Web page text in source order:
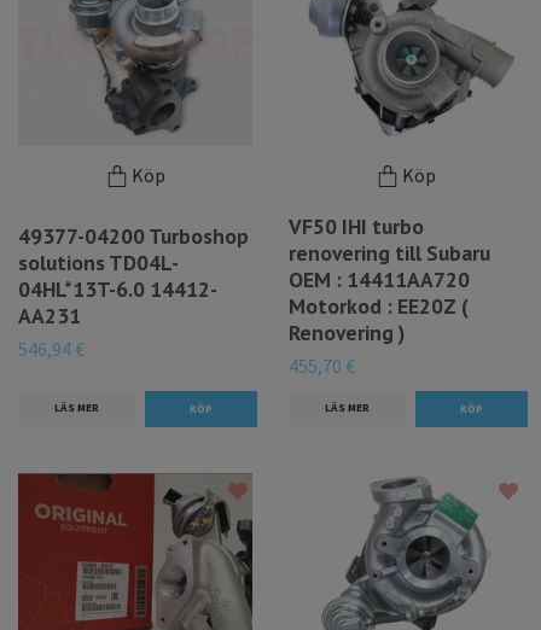
Köp
49377-04200 Turboshop
solutions TD04L-
04HL*13T-6.0 14412-
AA231
546,94 €
LÄS MER
Köp
VF50 IHI turbo
renovering till Subaru
OEM : 14411AA720
Motorkod : EE20Z (
Renovering )
455,70 €
LÄS MER